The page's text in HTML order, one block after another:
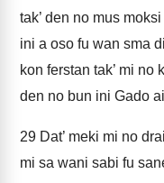
tak’ den no mus
ini a oso fu wan sma
kon ferstan tak’ mi no
den no bun ini Gado
29 Dat’ meki mi no
mi sa wani sabi fu